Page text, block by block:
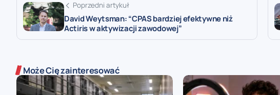
Poprzedni artykuł
David Weytsman: “CPAS bardziej efektywne niż
Actiris w aktywizacji zawodowej”
Może Cię zainteresować